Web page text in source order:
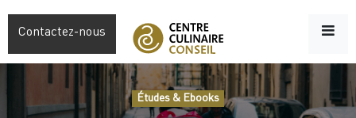
Contactez-nous
Études & Ebooks